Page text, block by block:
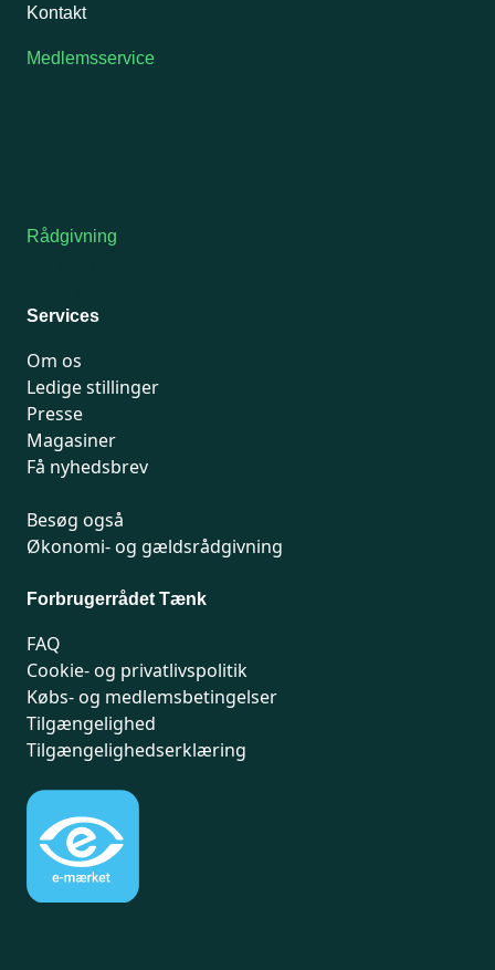
Kontakt
Medlemsservice
Rådgivning
Services
Om os
Ledige stillinger
Presse
Magasiner
Få nyhedsbrev
Besøg også
Økonomi- og gældsrådgivning
Forbrugerrådet Tænk
FAQ
Cookie- og privatlivspolitik
Købs- og medlemsbetingelser
Tilgængelighed
Tilgængelighedserklæring